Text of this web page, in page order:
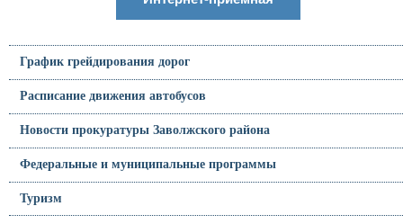
График грейдирования дорог
Расписание движения автобусов
Новости прокуратуры Заволжского района
Федеральные и муниципальные программы
Туризм